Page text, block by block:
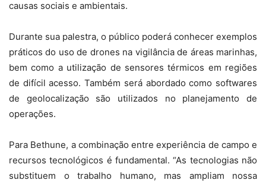
causas sociais e ambientais.
Durante sua palestra, o público poderá conhecer exemplos
práticos do uso de drones na vigilância de áreas marinhas,
bem como a utilização de sensores térmicos em regiões
de difícil acesso. Também será abordado como softwares
de geolocalização são utilizados no planejamento de
operações.
Para Bethune, a combinação entre experiência de campo e
recursos tecnológicos é fundamental. “As tecnologias não
substituem o trabalho humano, mas ampliam nossa